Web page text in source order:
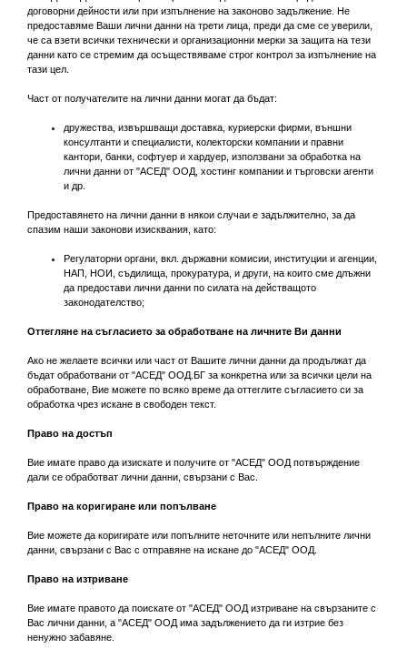
договорни дейности или при изпълнение на законово задължение. Не
предоставяме Ваши лични данни на трети лица, преди да сме се уверили,
че са взети всички технически и организационни мерки за защита на тези
данни като се стремим да осъществяваме строг контрол за изпълнение на
тази цел.
Част от получателите на лични данни могат да бъдат:
дружества, извършващи доставка, куриерски фирми, външни
консултанти и специалисти, колекторски компании и правни
кантори, банки, софтуер и хардуер, използвани за обработка на
лични данни от "АСЕД" ООД, хостинг компании и търговски агенти
и др.
Предоставянето на лични данни в някои случаи е задължително, за да
спазим наши законови изисквания, като:
Регулаторни органи, вкл. държавни комисии, институции и агенции,
НАП, НОИ, съдилища, прокуратура, и други, на които сме длъжни
да предостави лични данни по силата на действащото
законодателство;
Оттегляне на съгласието за обработване на личните Ви данни
Ако не желаете всички или част от Вашите лични данни да продължат да
бъдат обработвани от "АСЕД" ООД.БГ за конкретна или за всички цели на
обработване, Вие можете по всяко време да оттеглите съгласието си за
обработка чрез искане в свободен текст.
Право на достъп
Вие имате право да изискате и получите от "АСЕД" ООД потвърждение
дали се обработват лични данни, свързани с Вас.
Право на коригиране или попълване
Вие можете да коригирате или попълните неточните или непълните лични
данни, свързани с Вас с отправяне на искане до "АСЕД" ООД.
Право на изтриване
Вие имате правото да поискате от "АСЕД" ООД изтриване на свързаните с
Вас лични данни, а "АСЕД" ООД има задължението да ги изтрие без
ненужно забавяне.